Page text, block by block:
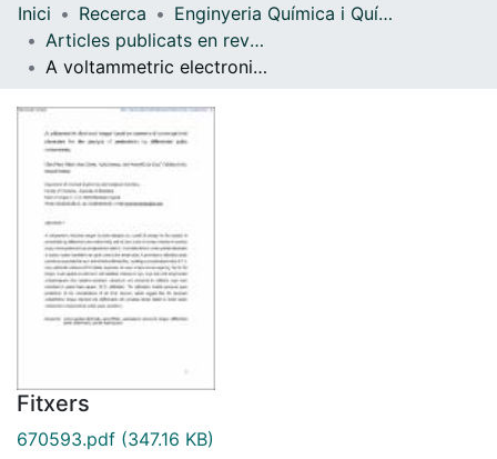
Navega per tot el DD
Com publicar
Inici Recerca
Enginyeria Química i Química Analítica
Articles publicats en revistes (Enginyeria Química i Química Analítica)
A voltammetric electronic tongue based on commercial screen-printed electrodes for the analysis of aminothiols by differential pulse voltammetry
Fitxers
670593.pdf (347.16 KB)